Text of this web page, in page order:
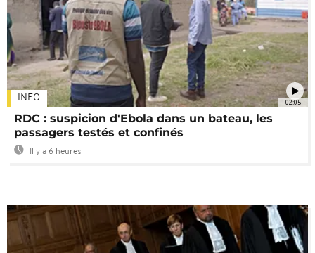
02:05
INFO
RDC : suspicion d'Ebola dans un bateau, les
passagers testés et confinés
Il y a 6 heures